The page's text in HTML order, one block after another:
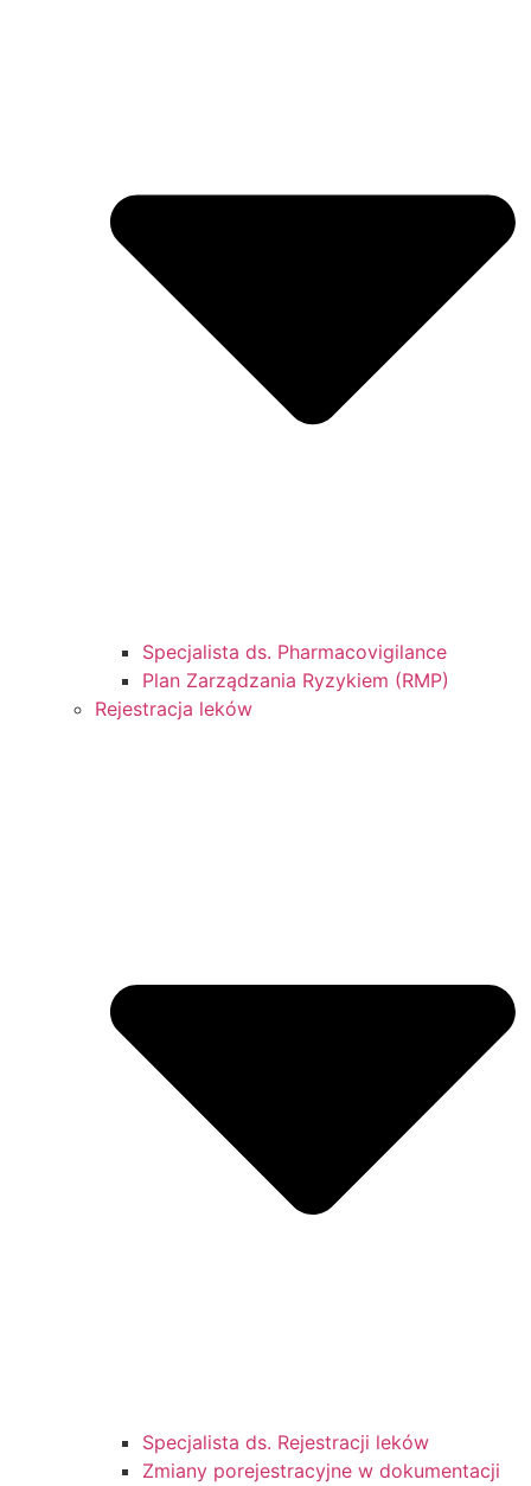
Specjalista ds. Pharmacovigilance
Plan Zarządzania Ryzykiem (RMP)
Rejestracja leków
Specjalista ds. Rejestracji leków
Zmiany porejestracyjne w dokumentacji